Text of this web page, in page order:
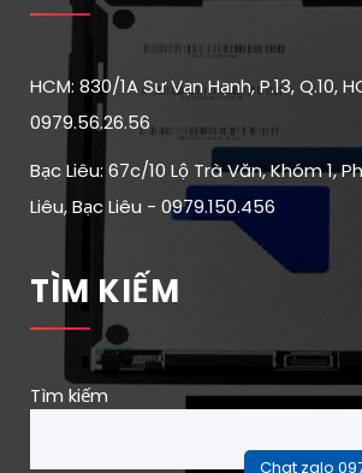
HCM: 830/1A Sư Vạn Hạnh, P.13, Q.10,
0979.56.26.56
Bạc Liêu: 67c/10 Lộ Trà Văn, Khóm 1,
Liêu, Bạc Liêu - 0979.150.456
TÌM KIẾM
Tìm kiếm
Chat zalo